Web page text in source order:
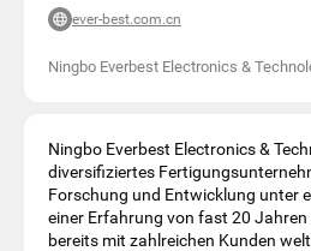
ever-best.com.cn
Ningbo Everbest Electronics &
Ningbo Everbest Electronics &
diversifiziertes
Forschung und Entwicklung unter
einer Erfahrung von fast 20 Jahren
bereits mit zahlreichen Kunden